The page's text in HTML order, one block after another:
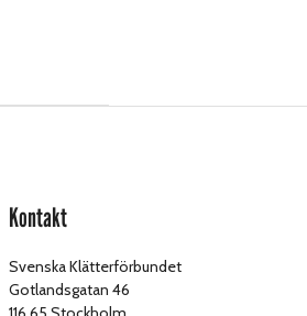
Kontakt
Svenska Klätterförbundet
Gotlandsgatan 46